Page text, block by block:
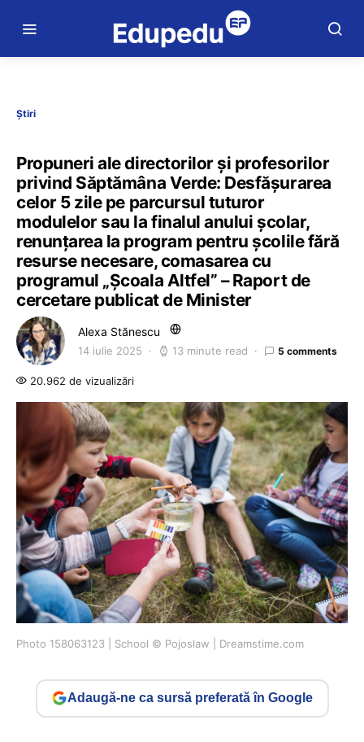
Știri
Propuneri ale directorilor și profesorilor
privind Săptămâna Verde: Desfășurarea
celor 5 zile pe parcursul tuturor
modulelor sau la finalul anului școlar,
renunțarea la program pentru școlile fără
resurse necesare, comasarea cu
programul „Școala Altfel” – Raport de
cercetare publicat de Minister
Alexa Stănescu
14 iulie 2025 13 minute read 5 comments
20.962 de vizualizări
Photo 158063123 | School © Pojoslaw | Dreamstime.com
Adaugă-ne ca sursă preferată în Google